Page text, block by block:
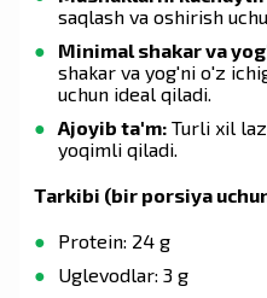
saqlash va oshirish
Minimal shakar va
shakar va yog'ni o'z
uchun ideal qiladi.
Ajoyib ta'm: Turli xil
yoqimli qiladi.
Tarkibi (bir porsiya
Protein: 24 g
Uglevodlar: 3 g